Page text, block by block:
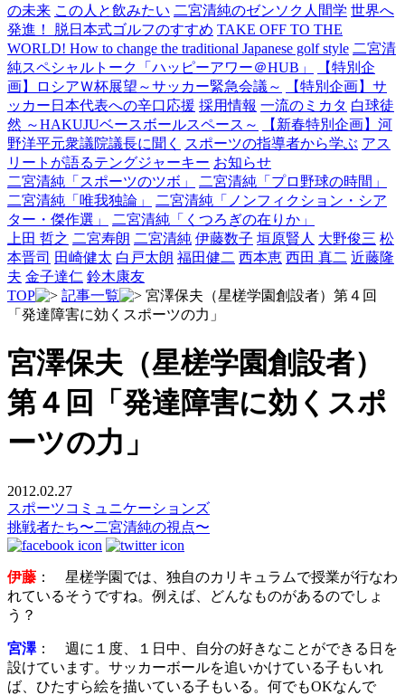
の未来 この人と飲みたい 二宮清純のゼンソク人間学 世界へ
発進！ 脱日本式ゴルフのすすめ TAKE OFF TO THE
WORLD! How to change the traditional Japanese golf style 二宮清
純スペシャルトーク「ハッピーアワー＠HUB」
【特別企
画】ロシアＷ杯展望～サッカー緊急会議～
【特別企画】サ
ッカー日本代表への辛口応援 採用情報 一流のミカタ 白球徒
然 ～HAKUJUベースボールスペース～
【新春特別企画】河
野洋平元衆議院議長に聞く
スポーツの指導者から学ぶ アス
リートが語るテングジャーキー お知らせ
二宮清純「スポーツのツボ」
二宮清純「プロ野球の時間」
二宮清純「唯我独論」
二宮清純「ノンフィクション・シア
ター・傑作選」
二宮清純「くつろぎの在りか」
上田 哲之 二宮寿朗 二宮清純 伊藤数子 垣原賢人 大野俊三 松
本晋司 田崎健太 白戸太朗 福田健二 西本恵 西田 真二 近藤隆
夫 金子達仁 鈴木康友
TOP
記事一覧
宮澤保夫（星槎学園創設者）第４回
「発達障害に効くスポーツの力」
宮澤保夫（星槎学園創設者）
第４回「発達障害に効くスポ
ーツの力」
2012.02.27
スポーツコミュニケーションズ
挑戦者たち〜二宮清純の視点〜
伊藤 ： 星槎学園では、独自のカリキュラムで授業が行なわ
れているそうですね。例えば、どんなものがあるのでしょ
う？
宮澤： 週に１度、１日中、自分の好きなことができる日を
設けています。サッカーボールを追いかけている子もいれ
ば、ひたすら絵を描いている子もいる。何でもOKなんで